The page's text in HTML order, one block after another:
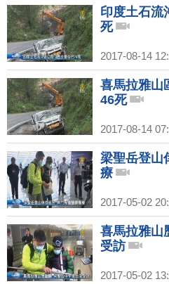
印度土石流
死
2017-08-14
喜馬拉雅山
46死
2017-08-14
梁聖岳登山
療
2017-05-02
喜馬拉雅山
受訪
2017-05-02